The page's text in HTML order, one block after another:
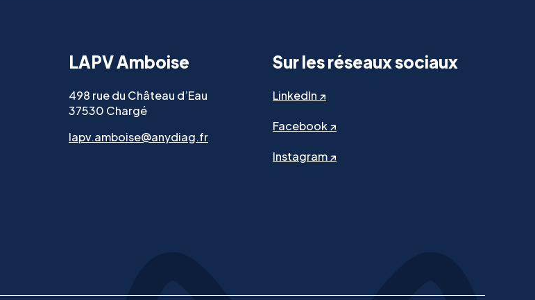
LAPV Amboise
498 rue du Château d’Eau
37530 Chargé
lapv.amboise@anydiag.fr
Sur les réseaux sociaux
LinkedIn ↗
Facebook ↗
Instagram ↗